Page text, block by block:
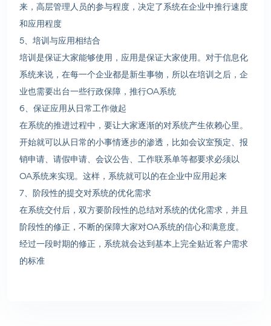
来，高层管理人员的参与程度，决定了系统在企业中推行速度
和应用程度
5、培训与应用相结合
培训是保证大家能够使用，应用是保证大家使用。对于信息化
系统来说，在每一个企业都是新生事物，所以在培训之后，企
业也需要出台一些行政保障，推行OA系统
6、保证应用从日常工作做起
在系统的推进过程中，要让大家逐渐的对系统产生依赖心里。
开始就可以从日常的小事情逐步的渗透，比如会议室预定、报
销申请、请假申请、会议公告、工作联系单等都要求必须以
OA系统来实现。这样，系统就可以的在企业中应用起来
7、阶段性的提交对系统的优化需求
在系统交付后，双方要阶段性的总结对系统的优化需求，并且
阶段性的修正，不断的保障大家对OA系统的信心和满意度。
经过一段时期的修正，系统就会达到基本上完全贴近客户需求
的标准